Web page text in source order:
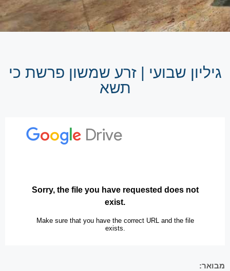
גיליון שבועי | זרע שמשון פרשת כי
תשא
מבואר: